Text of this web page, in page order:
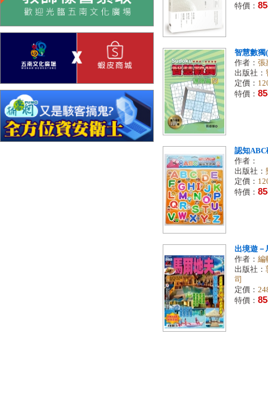
特價： 85
智慧數獨
作者： 張
出版社：
定價：
特價： 85
認知ABC
作者：
出版社：
定價：
特價： 85
出境遊－
作者： 編
出版社：
司
定價：
特價： 85